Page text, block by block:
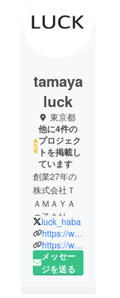
tamaya
luck
東京都
他に4件の
プロジェク
トを掲載し
ています
創業27年の
株式会社Ｔ
ＡＭＡＹＡ
の子会社と
して
『物流の新
たな付加価
値創造』を
luck_haba
https://www.luck-global.jp/
https://www.rakuten.ne.jp/gold/haba-design/
メッセー
ジを送る